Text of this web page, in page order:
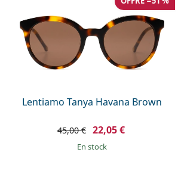
Prada
Toutes les marques
Lentiamo Tanya Havana Brown
45,00 € 22,05 €
en stock